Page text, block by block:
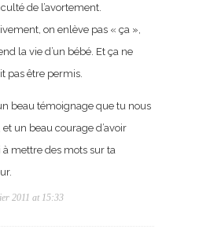
de l’avortement.
on enlève pas « ça »,
la vie d’un bébé. Et ça ne
pas être permis.
un beau témoignage que tu nous
et un beau courage d’avoir
à mettre des mots sur ta
2011 at 15:33